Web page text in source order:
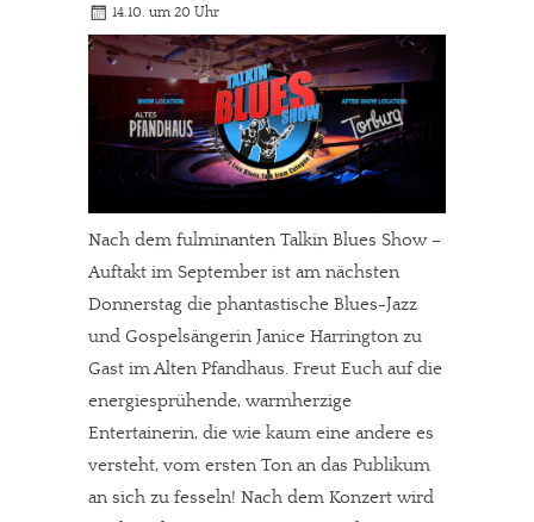
14.10. um 20 Uhr
Nach dem fulminanten Talkin Blues Show –
Auftakt im September ist am nächsten
Donnerstag die phantastische Blues-Jazz
und Gospelsängerin Janice Harrington zu
Gast im Alten Pfandhaus. Freut Euch auf die
energiesprühende, warmherzige
Entertainerin, die wie kaum eine andere es
versteht, vom ersten Ton an das Publikum
an sich zu fesseln! Nach dem Konzert wird